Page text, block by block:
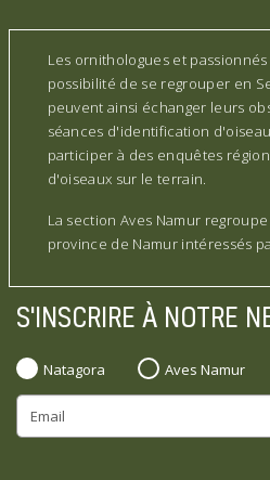
Les ornithologues et
possibilité de se regrouper en
peuvent ainsi échanger leurs
séances d'identification
participer à des enquêtes
d'oiseaux sur le terrain.
La section Aves Namur
province de Namur intéressés
S'INSCRIRE À NOTRE
Natagora Aves Namur